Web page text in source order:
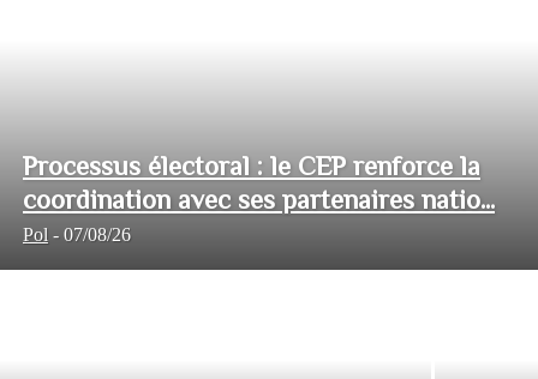
Processus électoral : le CEP renforce la
coordination avec ses partenaires natio...
Pol - 07/08/26